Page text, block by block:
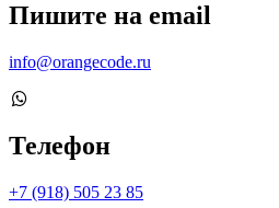
Пишите на email
info@orangecode.ru
Телефон
+7 (918) 505 23 85